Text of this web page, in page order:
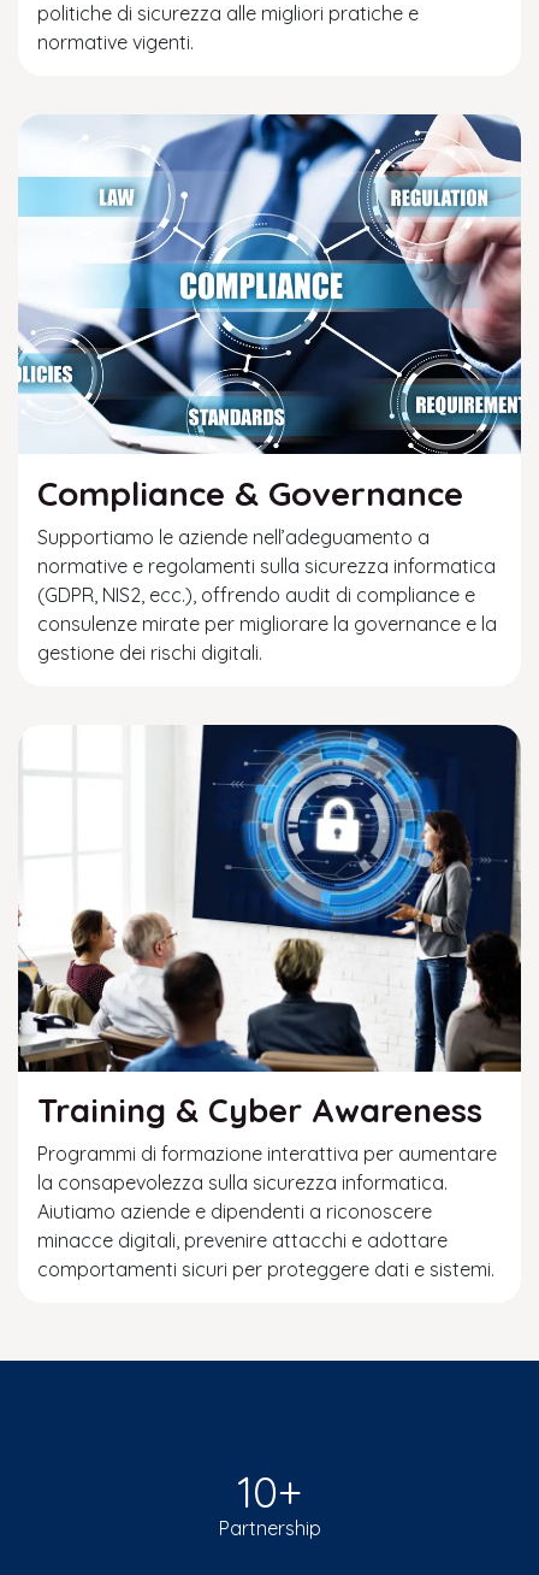
politiche di sicurezza alle migliori pratiche e
normative vigenti.
Compliance & Governance
Supportiamo le aziende nell’adeguamento a
normative e regolamenti sulla sicurezza informatica
(GDPR, NIS2, ecc.), offrendo audit di compliance e
consulenze mirate per migliorare la governance e la
gestione dei rischi digitali.
Training & Cyber Awareness
Programmi di formazione interattiva per aumentare
la consapevolezza sulla sicurezza informatica.
Aiutiamo aziende e dipendenti a riconoscere
minacce digitali, prevenire attacchi e adottare
comportamenti sicuri per proteggere dati e sistemi.
10+
Partnership